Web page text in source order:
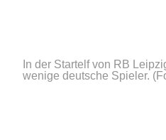
In der Startelf von RB
wenige deutsche Spieler.